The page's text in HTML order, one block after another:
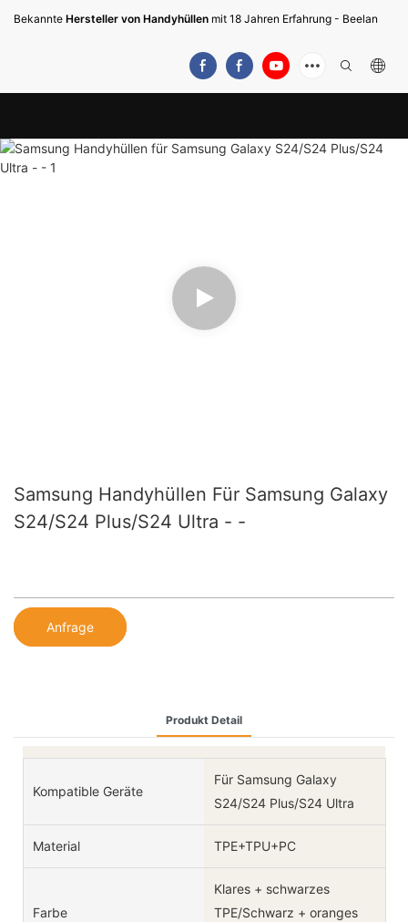
Bekannte Hersteller von Handyhüllen mit 18 Jahren Erfahrung - Beelan
Samsung Handyhüllen Für Samsung Galaxy
S24/S24 Plus/S24 Ultra - -
Anfrage
Produkt Detail
Kompatible Geräte
Für Samsung Galaxy
S24/S24 Plus/S24 Ultra
Material TPE+TPU+PC
Farbe
Klares + schwarzes
TPE/Schwarz + oranges